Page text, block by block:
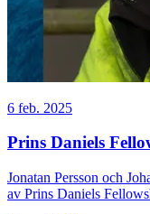
6 feb. 2025
Prins Daniels
Jonatan Persson och
av Prins Daniels